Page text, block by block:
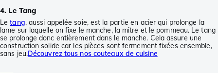
4. Le Tang
Letang, aussi appelée soie, est la partie en acier qui prolonge la
lame sur laquelle on fixe le manche, la mitre et le pommeau. Le tang
se prolonge donc entièrement dans le manche. Cela assure une
construction solide car les pièces sont fermement fixées ensemble,
sans jeu.Découvrez tous nos couteaux de cuisine